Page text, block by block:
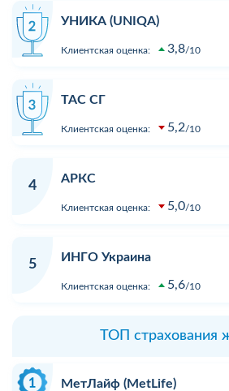
УНИКА (UNIQA)
Клиентская оценка: 3,8 10
ТАС СГ
Клиентская оценка: 5,2 10
4
АРКС
Клиентская оценка: 5,0 10
5
ИНГО Украина
Клиентская оценка: 5,6 10
ТОП страхования
МетЛайф (MetLife)